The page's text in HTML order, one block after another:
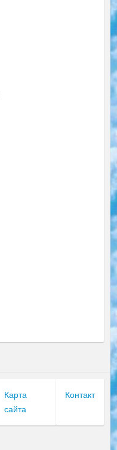
Карта
сайта
Контакт